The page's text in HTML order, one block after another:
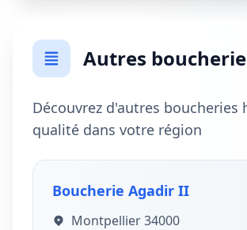
Autres
Découvrez d'autres boucheries
qualité dans votre région
Boucherie Agadir II
Montpellier 34000